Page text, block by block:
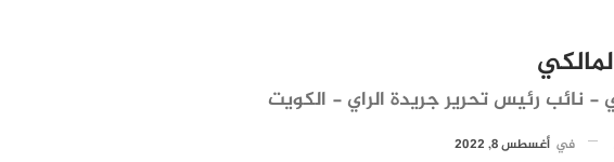
- نائب رئيس تحرير جريدة الراي - الكويت
في أغسطس 8, 2022